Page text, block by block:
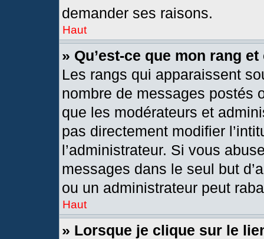
demander ses raisons.
Haut
» Qu’est-ce que mon rang
Les rangs qui apparaissent
nombre de messages postés
que les modérateurs et
pas directement modifier
l’administrateur. Si vous
messages dans le seul but
ou un administrateur peut
Haut
» Lorsque je clique sur le